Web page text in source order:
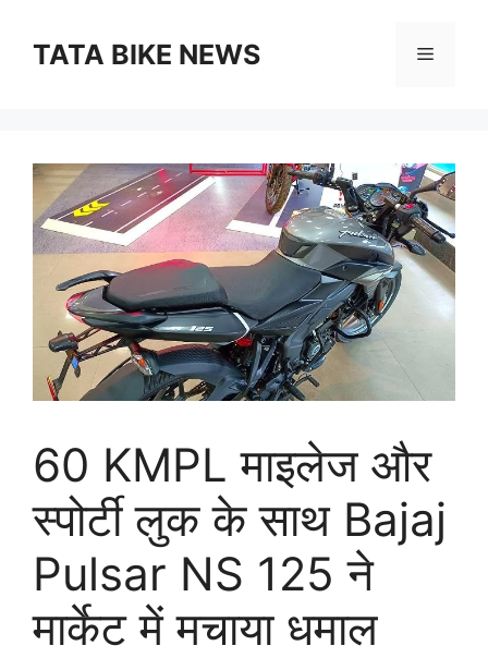
contentTATA BIKE NEWS Menu
60 KMPL माइलेज और
स्पोर्टी लुक के साथ Bajaj
Pulsar NS 125 ने
मार्केट में मचाया धमाल